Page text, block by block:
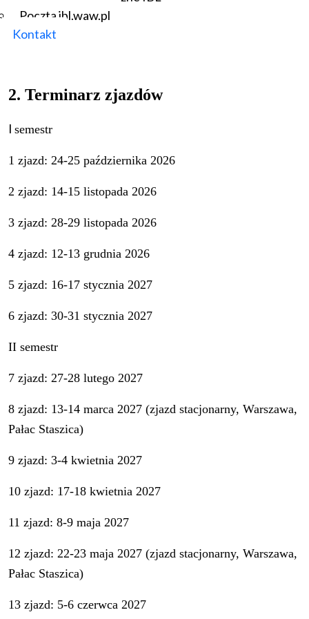
Poczta ibl.waw.pl
Kontakt
Zasady ukończenia studiów:
2. Terminarz zjazdów
I semestr
1 zjazd: 24-25 października 2026
2 zjazd: 14-15 listopada 2026
3 zjazd: 28-29 listopada 2026
4 zjazd: 12-13 grudnia 2026
5 zjazd: 16-17 stycznia 2027
6 zjazd: 30-31 stycznia 2027
II semestr
7 zjazd: 27-28 lutego 2027
8 zjazd: 13-14 marca 2027 (zjazd stacjonarny, Warszawa,
Pałac Staszica)
9 zjazd: 3-4 kwietnia 2027
10 zjazd: 17-18 kwietnia 2027
11 zjazd: 8-9 maja 2027
12 zjazd: 22-23 maja 2027 (zjazd stacjonarny, Warszawa,
Pałac Staszica)
13 zjazd: 5-6 czerwca 2027